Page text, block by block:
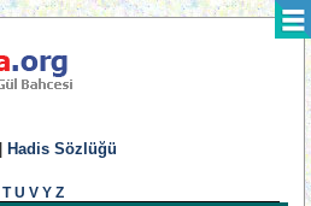
Hadis Sözlüğü
T U V Y Z